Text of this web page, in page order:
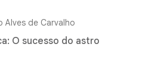
Alves de Carvalho
O sucesso do astro